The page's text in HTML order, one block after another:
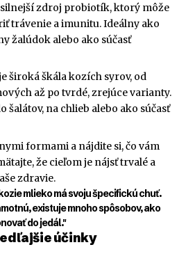
silnejší zdroj probiotík, ktorý môže
trávenie a imunitu. Ideálny ako
žalúdok alebo ako súčasť
široká škála kozích syrov, od
až po tvrdé, zrejúce varianty.
šalátov, na chlieb alebo ako súčasť
formami a nájdite si, čo vám
že cieľom je nájsť trvalé a
zdravie.
mlieko má svoju špecifickú chuť.
existuje mnoho spôsobov, ako
do jedál."
účinky